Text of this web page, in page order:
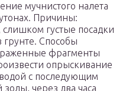
мучнистого налета
Причины:
густые посадки
грунте. Способы
фрагменты
опрыскивание
с последующим
через два часа